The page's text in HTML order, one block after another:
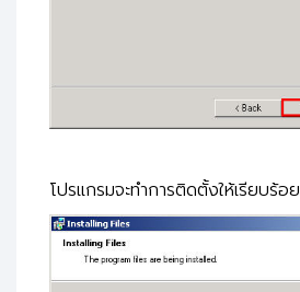
โปรแกรมจะทำการติดตั้งให้เรียบร้อย